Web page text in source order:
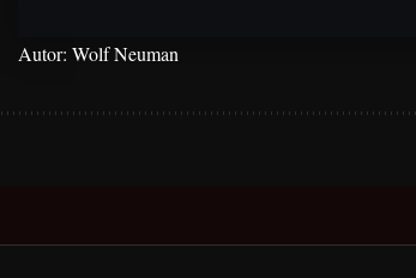
Autor: Wolf Neuman